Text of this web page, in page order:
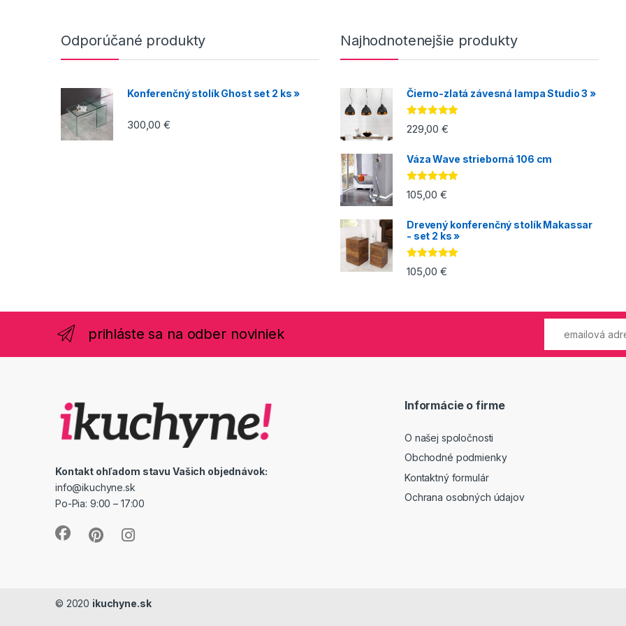
Odporúčané produkty
Konferenčný stolík Ghost set 2 ks »
300,00€
Najhodnotenejšie produkty
Čierno-zlatá závesná lampa Studio 3 »
Hodnotenie
5.00z 5
229,00€
Váza Wave strieborná 106 cm
Hodnotenie
5.00z 5
105,00€
Drevený konferenčný stolík Makassar
- set 2 ks »
Hodnotenie
5.00z 5
105,00€
prihláste sa na odber noviniek
Kontakt ohľadom stavu Vašich objednávok:
info@ikuchyne.sk
Po-Pia: 9:00 – 17:00
Informácie o firme
O našej spoločnosti
Obchodné podmienky
Kontaktný formulár
Ochrana osobných údajov
© 2020 ikuchyne.sk